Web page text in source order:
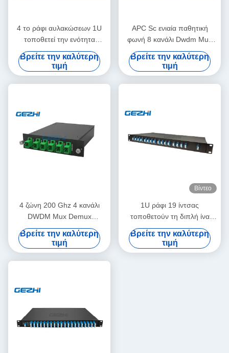
4 το ράφι αυλακώσεων 1U
τοποθετεί την ενότητα
100Ghz 8CH DWDM Mux
Demux
Βρείτε την καλύτερη
τιμή
APC Sc ενιαία παθητική
φωνή 8 κανάλι Dwdm Mux
ινών C28 100Ghz
Βρείτε την καλύτερη
τιμή
4 ζώνη 200 Ghz 4 κανάλι
DWDM Mux Demux
καναλιών Ο
Βρείτε την καλύτερη
τιμή
Βίντεο
1U ράφι 19 ίντσας
τοποθετούν τη διπλή ίνα
1x16 DWDM Mux Demux
δικτύων
Βρείτε την καλύτερη
τιμή